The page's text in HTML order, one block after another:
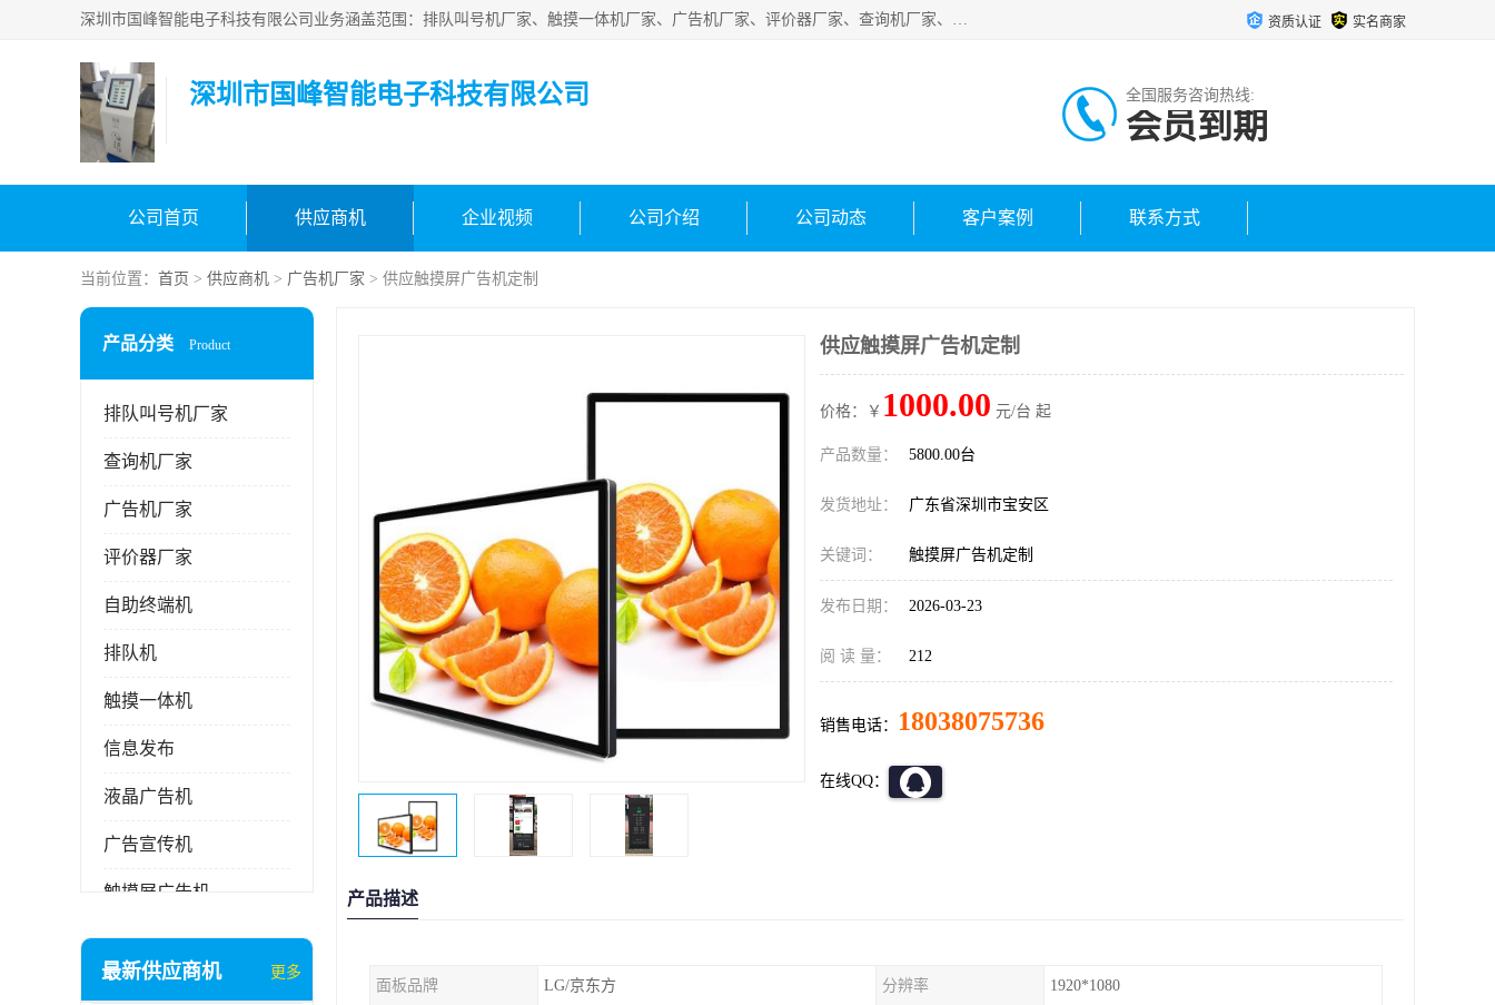
深圳市国峰智能电子科技有限公司业务涵盖范围：排队叫号机厂家、触摸一体机厂家、广告机厂家、评价器厂家、查询机厂家、自助终端机厂家；公司是一家集研发、生产、销售为一体的国民企业，设备制造商和解决方案提供商，广泛应用于银行、医院、、电力、电信、、交通、民航、保险等行业，为不同行业量身定制软硬件为一体的解决方案。 资质认证 实名商家
深圳市国峰智能电子科技有限公司 全国服务咨询热线:
会员到期
公司首页 供应商机 企业视频 公司介绍 公司动态 客户案例 联系方式
当前位置： 首页 > 供应商机 > 广告机厂家 > 供应触摸屏广告机定制
产品分类 Product
排队叫号机厂家
查询机厂家
广告机厂家
评价器厂家
自助终端机
排队机
触摸一体机
信息发布
液晶广告机
广告宣传机
触摸屏广告机
液晶显示器
最新供应商机 更多
供应触摸屏广告机定制
价格：￥ 1000.00 元/台 起
产品数量： 5800.00台
发货地址： 广东省深圳市宝安区
关键词： 触摸屏广告机定制
发布日期： 2026-03-23
阅 读 量： 212
销售电话： 18038075736
在线QQ：
产品描述
面板品牌 LG/京东方 分辨率 1920*1080